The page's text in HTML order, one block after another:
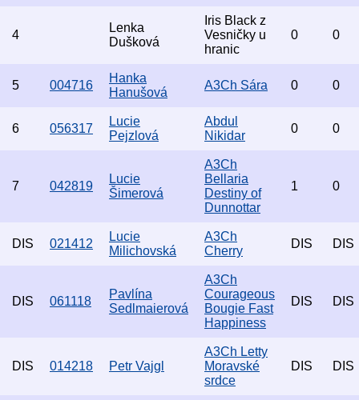
4
Lenka
Dušková
Iris Black z
Vesničky u
hranic
0 0
5 004716
Hanka
Hanušová
A3Ch Sára 0 0
6 056317
Lucie
Pejzlová
Abdul
Nikidar
0 0
7 042819
Lucie
Šimerová
A3Ch
Bellaria
Destiny of
Dunnottar
1 0
DIS 021412
Lucie
Milichovská
A3Ch
Cherry
DIS DIS
DIS 061118
Pavlína
Sedlmaierová
A3Ch
Courageous
Bougie Fast
Happiness
DIS DIS
DIS 014218 Petr Vajgl
A3Ch Letty
Moravské
srdce
DIS DIS